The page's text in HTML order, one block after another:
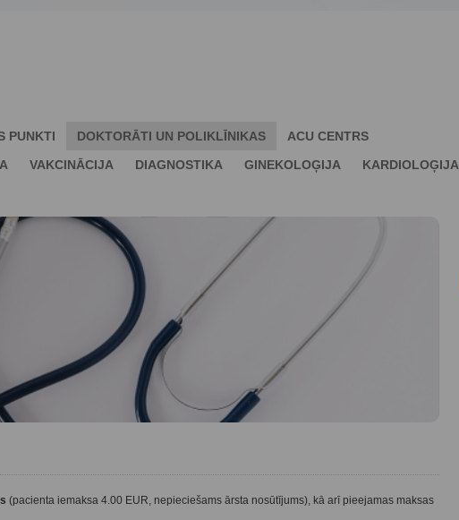
PUNKTI DOKTORĀTI UN POLIKLĪNIKAS
ACU CENTRS
VAKCINĀCIJA DIAGNOSTIKA GINEKOLOĢIJA
KARDIOLOĢIJA
(pacienta iemaksa 4.00 EUR, nepieciešams ārsta nosūtījums), kā arī pieejamas maksas